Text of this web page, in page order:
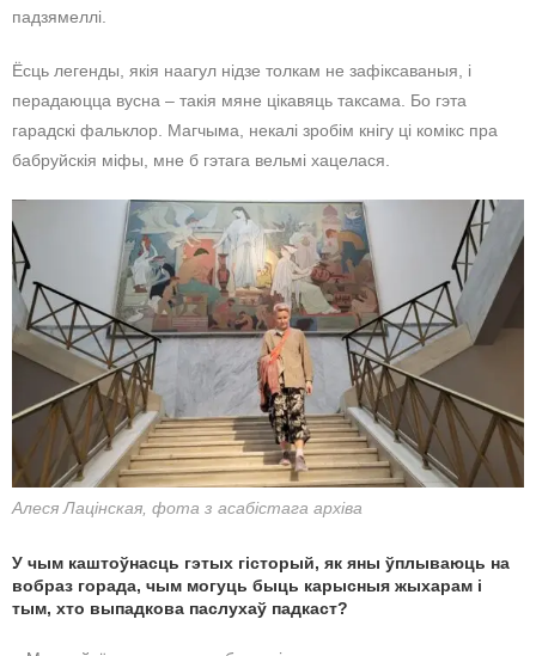
падзямеллі.
Ёсць легенды, якія наагул нідзе толкам не зафіксаваныя, і
перадаюцца вусна – такія мяне цікавяць таксама. Бо гэта
гарадскі фальклор. Магчыма, некалі зробім кнігу ці комікс пра
бабруйскія міфы, мне б гэтага вельмі хацелася.
Алеся Лацінская, фота з асабістага архіва
У чым каштоўнасць гэтых гісторый, як яны ўплываюць на
вобраз горада, чым могуць быць карысныя жыхарам і
тым, хто выпадкова паслухаў падкаст?